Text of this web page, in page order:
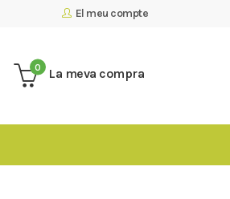
El meu compte
La meva compra
0